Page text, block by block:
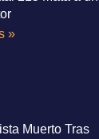
»
Muerto Tras